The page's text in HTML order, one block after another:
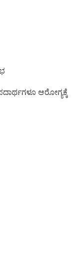
ಆರೋಗ್ಯಕ್ಕೆ